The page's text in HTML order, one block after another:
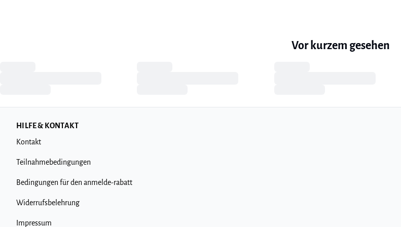
Bedingungen für den anmelde-rabatt
Widerrufsbelehrung
Impressum
Newsletter abmelde
Zahlungsmöglichkeiten